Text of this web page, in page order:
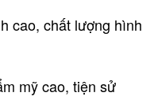
cao, chất lượng hình
mỹ cao, tiện sử